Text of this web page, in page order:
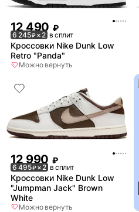
12 490 ₽
6 245₽× 2 в сплит
Кроссовки Nike Dunk Low
Retro "Panda"
Можно вернуть
12 990 ₽
6 495₽× 2 в сплит
Кроссовки Nike Dunk Low
"Jumpman Jack" Brown
White
Можно вернуть